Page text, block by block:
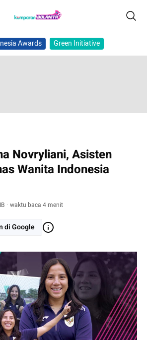
Awards Green Initiative
Novryliani, Asisten
Wanita Indonesia
· waktu baca 4 menit
di Google